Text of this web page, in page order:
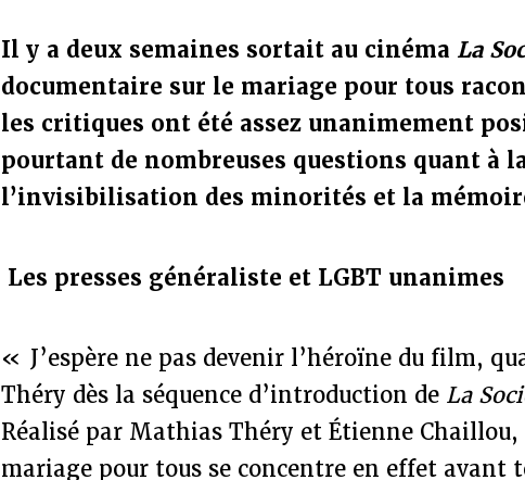
Il y a deux semaines sortait au cinéma La
documentaire sur le mariage pour tous
les critiques ont été assez unanimement
pourtant de nombreuses questions quant à
l’invisibilisation des minorités et la
Les presses généraliste et LGBT unanimes
« J’espère ne pas devenir l’héroïne du film,
Théry dès la séquence d’introduction de La
Réalisé par Mathias Théry et Étienne Chaillou,
mariage pour tous se concentre en effet avant